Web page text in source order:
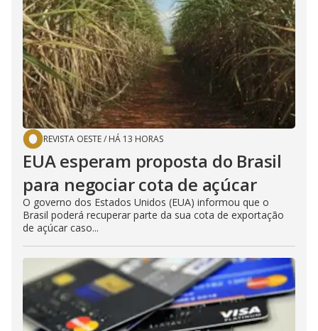
REVISTA OESTE/ HÁ 13 HORAS
EUA esperam proposta do Brasil
para negociar cota de açúcar
O governo dos Estados Unidos (EUA) informou que o
Brasil poderá recuperar parte da sua cota de exportação
de açúcar caso...